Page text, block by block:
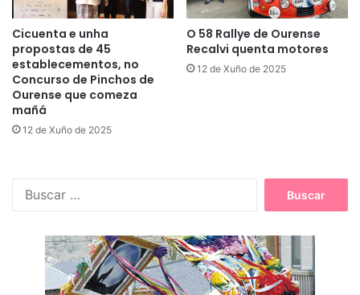
Cicuenta e unha
propostas de 45
establecementos, no
Concurso de Pinchos de
Ourense que comeza
mañá
12 de Xuño de 2025
O 58 Rallye de Ourense
Recalvi quenta motores
12 de Xuño de 2025
c
a
r
: